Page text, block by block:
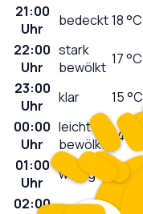
21:00
Uhr
bedeckt18°C
22:00
Uhr
stark
bewölkt 17°C
23:00
Uhr
klar 15°C
00:00
Uhr
leicht
bewölkt
14°C
01:00
Uhr
wolkig °C
02:00